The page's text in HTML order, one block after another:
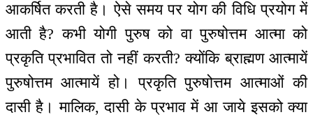
आकर्षित करती है। ऐसे समय पर योग की विधि प्रयोग में
आती है? कभी योगी पुरुष को वा पुरुषोत्तम आत्मा को
प्रकृति प्रभावित तो नहीं करती? क्योंकि ब्राह्मण आत्मायें
पुरुषोत्तम आत्मायें हो। प्रकृति पुरुषोत्तम आत्माओं की
दासी है। मालिक, दासी के प्रभाव में आ जाये इसको क्या